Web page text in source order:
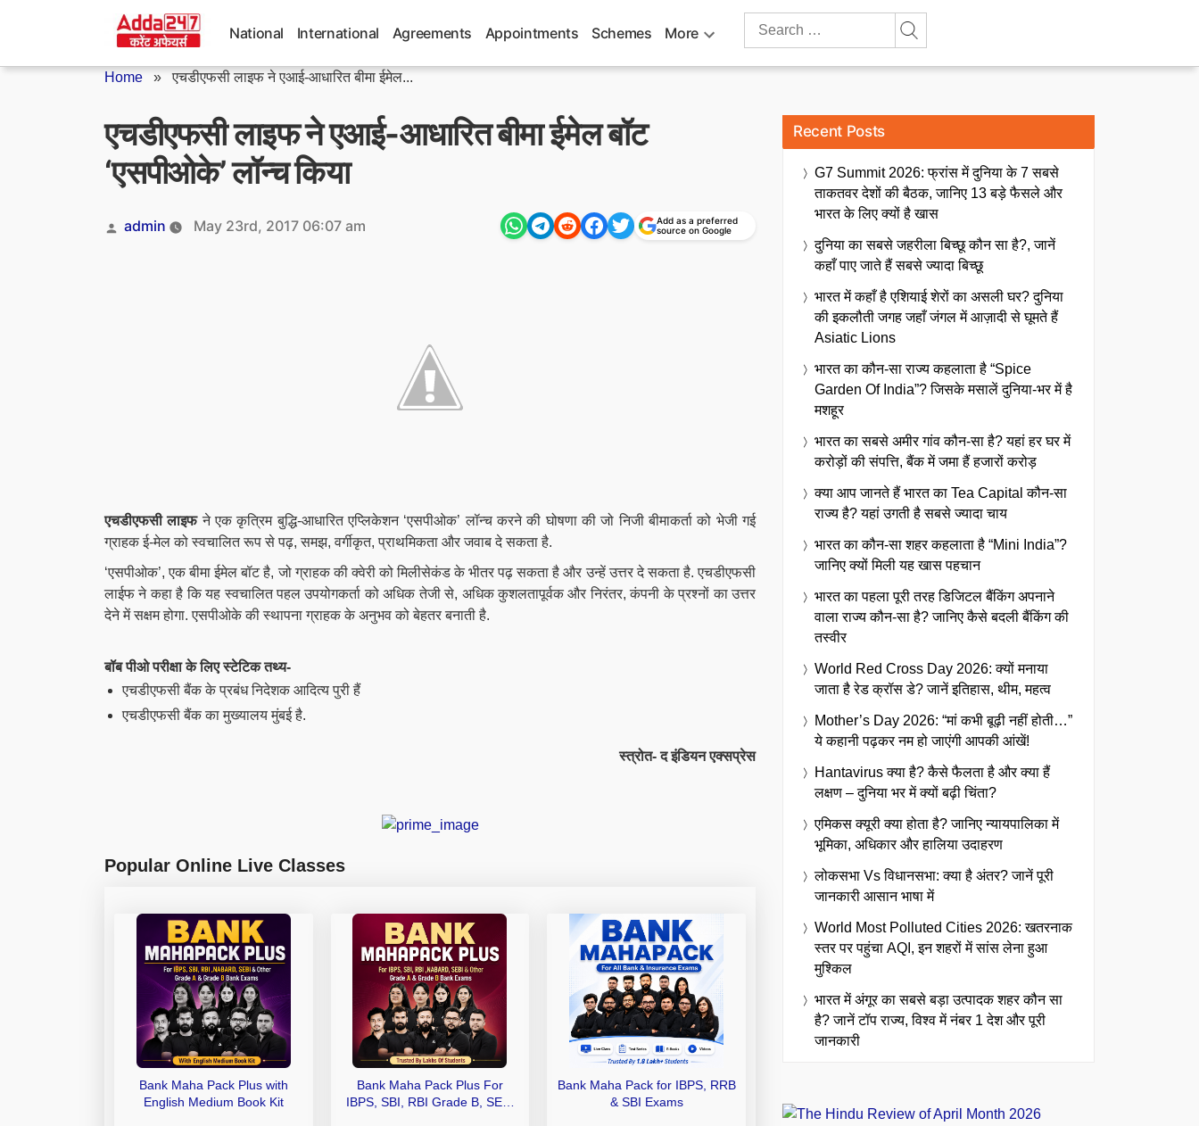
National International Agreements Appointments Schemes More
Search
Home »एचडीएफसी लाइफ ने एआई-आधारित बीमा ईमेल...
एचडीएफसी लाइफ ने एआई-आधारित बीमा ईमेल बॉट
‘एसपीओके’ लॉन्च किया
Posted
admin May 23rd, 2017 06:07 am
Add as a preferred
source on Google
एचडीएफसी लाइफने एक कृत्रिम बुद्धि-आधारित एप्लिकेशन ‘एसपीओक’ लॉन्च करने की घोषणा की जो निजी बीमाकर्ता को भेजी गई
ग्राहक ई-मेल को स्वचालित रूप से पढ़, समझ, वर्गीकृत, प्राथमिकता और जवाब दे सकता है.
‘एसपीओक’, एक बीमा ईमेल बॉट है, जो ग्राहक की क्वेरी को मिलीसेकंड के भीतर पढ़ सकता है और उन्हें उत्तर दे सकता है. एचडीएफसी
लाईफ ने कहा है कि यह स्वचालित पहल उपयोगकर्ता को अधिक तेजी से, अधिक कुशलतापूर्वक और निरंतर, कंपनी के प्रश्नों का उत्तर
देने में सक्षम होगा. एसपीओके की स्थापना ग्राहक के अनुभव को बेहतर बनाती है.
बॉब पीओ परीक्षा के लिए स्टेटिक तथ्य-
एचडीएफसी बैंक के प्रबंध निदेशक आदित्य पुरी हैं
एचडीएफसी बैंक का मुख्यालय मुंबई है.
स्त्रोत- द इंडियन एक्सप्रेस
Popular Online Live Classes
Bank Maha Pack Plus with
English Medium Book Kit
Bank Maha Pack Plus For
IBPS, SBI, RBI Grade B, SEBI
Bank Maha Pack for IBPS, RRB
& SBI Exams
Recent Posts
G7 Summit 2026: फ्रांस में दुनिया के 7 सबसे
ताकतवर देशों की बैठक, जानिए 13 बड़े फैसले और
भारत के लिए क्यों है खास
दुनिया का सबसे जहरीला बिच्छू कौन सा है?, जानें
कहाँ पाए जाते हैं सबसे ज्यादा बिच्छू
भारत में कहाँ है एशियाई शेरों का असली घर? दुनिया
की इकलौती जगह जहाँ जंगल में आज़ादी से घूमते हैं
Asiatic Lions
भारत का कौन-सा राज्य कहलाता है “Spice
Garden Of India”? जिसके मसालें दुनिया-भर में है
मशहूर
भारत का सबसे अमीर गांव कौन-सा है? यहां हर घर में
करोड़ों की संपत्ति, बैंक में जमा हैं हजारों करोड़
क्या आप जानते हैं भारत का Tea Capital कौन-सा
राज्य है? यहां उगती है सबसे ज्यादा चाय
भारत का कौन-सा शहर कहलाता है “Mini India”?
जानिए क्यों मिली यह खास पहचान
भारत का पहला पूरी तरह डिजिटल बैंकिंग अपनाने
वाला राज्य कौन-सा है? जानिए कैसे बदली बैंकिंग की
तस्वीर
World Red Cross Day 2026: क्यों मनाया
जाता है रेड क्रॉस डे? जानें इतिहास, थीम, महत्व
Mother’s Day 2026: “मां कभी बूढ़ी नहीं होती…”
ये कहानी पढ़कर नम हो जाएंगी आपकी आंखें!
Hantavirus क्या है? कैसे फैलता है और क्या हैं
लक्षण – दुनिया भर में क्यों बढ़ी चिंता?
एमिकस क्यूरी क्या होता है? जानिए न्यायपालिका में
भूमिका, अधिकार और हालिया उदाहरण
लोकसभा Vs विधानसभा: क्या है अंतर? जानें पूरी
जानकारी आसान भाषा में
World Most Polluted Cities 2026: खतरनाक
स्तर पर पहुंचा AQI, इन शहरों में सांस लेना हुआ
मुश्किल
भारत में अंगूर का सबसे बड़ा उत्पादक शहर कौन सा
है? जानें टॉप राज्य, विश्व में नंबर 1 देश और पूरी
जानकारी